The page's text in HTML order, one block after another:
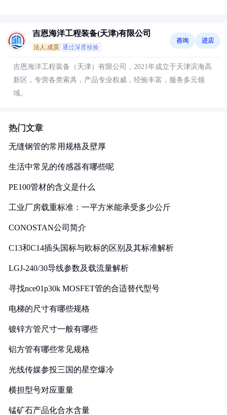
吉恩海洋工程装备(天津)有限公司
法人:成昊 通过深度核验
咨询 进店
吉恩海洋工程装备（天津）有限公司，2021年成立于天津滨海高
新区，专营各类索具，产品专业权威，经验丰富，服务多元领
域。
热门文章
无缝钢管的常用规格及壁厚
生活中常见的传感器有哪些呢
PE100管材的含义是什么
工业厂房载重标准：一平方米能承受多少公斤
CONOSTAN公司简介
C13和C14插头国标与欧标的区别及其标准解析
LGJ-240/30导线参数及载流量解析
寻找nce01p30k MOSFET管的合适替代型号
电梯的尺寸有哪些规格
镀锌方管尺寸一般有哪些
铝方管有哪些常见规格
光线传媒参投三国的星空爆冷
横担型号对应重量
锰矿石产品化合水含量